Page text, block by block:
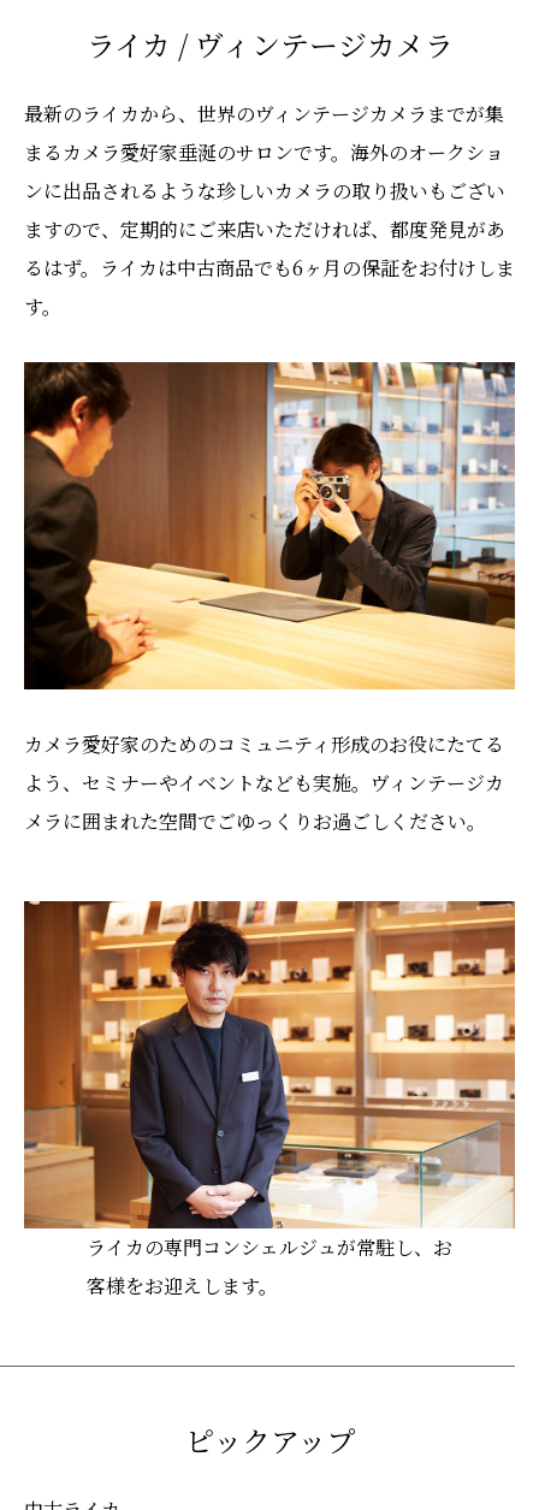
ライカ / ヴィンテージカメラ
最新のライカから、世界のヴィンテージカメラまでが集
まるカメラ愛好家垂涎のサロンです。海外のオークショ
ンに出品されるような珍しいカメラの取り扱いもござい
ますので、定期的にご来店いただければ、都度発見があ
るはず。ライカは中古商品でも6ヶ月の保証をお付けしま
す。
カメラ愛好家のためのコミュニティ形成のお役にたてる
よう、セミナーやイベントなども実施。ヴィンテージカ
メラに囲まれた空間でごゆっくりお過ごしください。
ライカの専門コンシェルジュが常駐し、お
客様をお迎えします。
ピックアップ